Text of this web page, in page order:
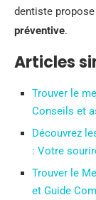
dentiste
préventive.
Articles
Trouver le
Conseils et
Découvrez
: Votre
Trouver le
et Guide